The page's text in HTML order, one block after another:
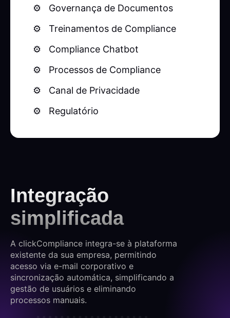
Governança de Documentos
Treinamentos de Compliance
Compliance Chatbot
Processos de Compliance
Canal de Privacidade
Regulatório
Integração
simplificada
A clickCompliance integra-se à plataforma
existente da sua empresa, permitindo
acesso via e-mail corporativo e
sincronização automática, simplificando a
gestão de usuários e eliminando
processos manuais.